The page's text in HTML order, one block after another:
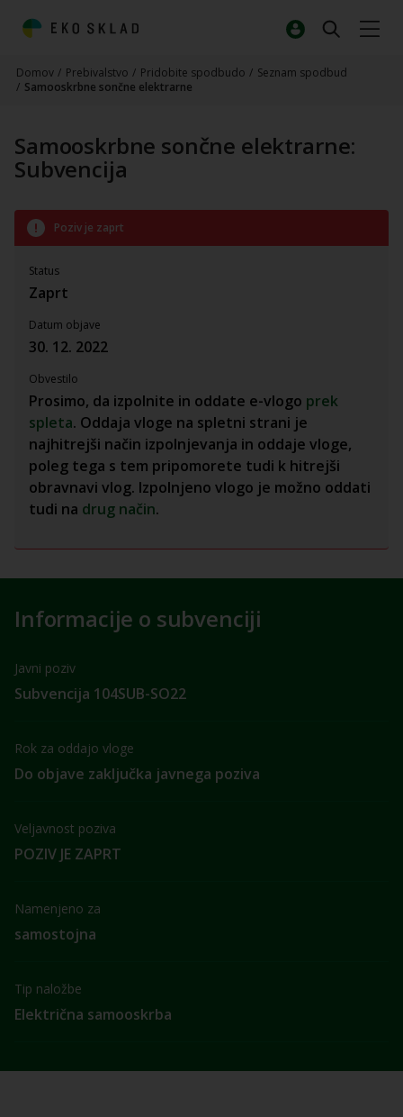
Domov / Prebivalstvo / Pridobite spodbudo / Seznam spodbud
/ Samooskrbne sončne elektrarne
Samooskrbne sončne elektrarne:
Subvencija
Informacije o subvenciji
Javni poziv
Subvencija 104SUB-SO22
Rok za oddajo vloge
Do objave zaključka javnega poziva
Veljavnost poziva
POZIV JE ZAPRT
Namenjeno za
samostojna
Tip naložbe
Električna samooskrba
Poziv je zaprt
Status
Zaprt
Datum objave
30. 12. 2022
Obvestilo
Prosimo, da izpolnite in oddate e-vlogo prek
spleta. Oddaja vloge na spletni strani je
najhitrejši način izpolnjevanja in oddaje vloge,
poleg tega s tem pripomorete tudi k hitrejši
obravnavi vlog. Izpolnjeno vlogo je možno oddati
tudi na drug način.